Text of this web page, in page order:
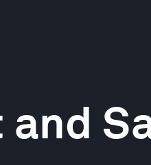
and